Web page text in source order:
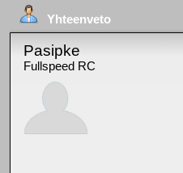
Yhteenveto
Pasipke
Fullspeed RC